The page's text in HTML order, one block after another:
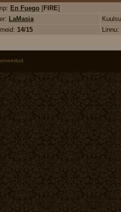
En Fuego [FIRE]
LaMasia
14/15 Linnu: